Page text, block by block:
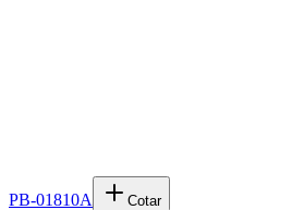
PB-01810A Cotar